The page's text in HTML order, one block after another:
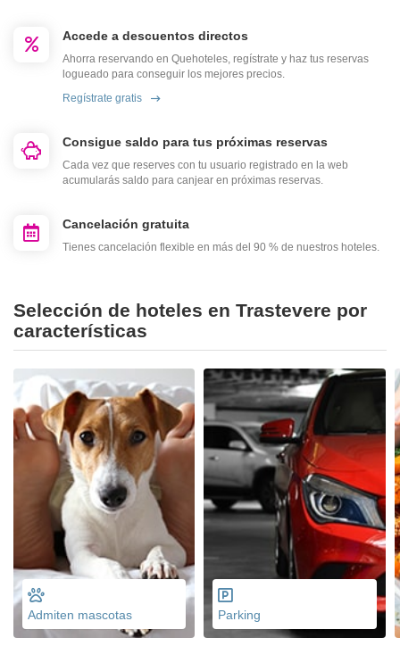
Accede a descuentos directos
Ahorra reservando en Quehoteles, regístrate y haz tus reservas
logueado para conseguir los mejores precios.
Regístrate gratis
Consigue saldo para tus próximas reservas
Cada vez que reserves con tu usuario registrado en la web
acumularás saldo para canjear en próximas reservas.
Cancelación gratuita
Tienes cancelación flexible en más del 90 % de nuestros hoteles.
Selección de hoteles en Trastevere por
características
Admiten mascotas Parking